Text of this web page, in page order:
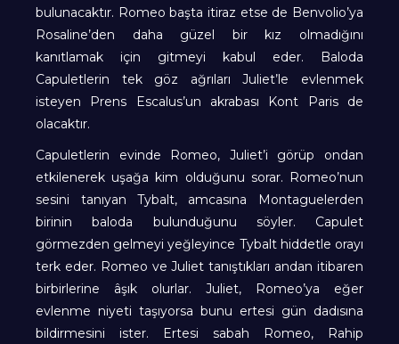
bulunacaktır. Romeo başta itiraz etse de Benvolio’ya
Rosaline’den daha güzel bir kız olmadığını
kanıtlamak için gitmeyi kabul eder. Baloda
Capuletlerin tek göz ağrıları Juliet’le evlenmek
isteyen Prens Escalus’un akrabası Kont Paris de
olacaktır.
Capuletlerin evinde Romeo, Juliet’i görüp ondan
etkilenerek uşağa kim olduğunu sorar. Romeo’nun
sesini tanıyan Tybalt, amcasına Montaguelerden
birinin baloda bulunduğunu söyler. Capulet
görmezden gelmeyi yeğleyince Tybalt hiddetle orayı
terk eder. Romeo ve Juliet tanıştıkları andan itibaren
birbirlerine âşık olurlar. Juliet, Romeo’ya eğer
evlenme niyeti taşıyorsa bunu ertesi gün dadısına
bildirmesini ister. Ertesi sabah Romeo, Rahip